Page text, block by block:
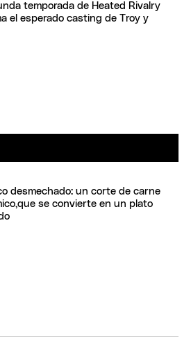
temporada de Heated Rivalry
el esperado casting de Troy y
desmechado: un corte de carne
se convierte en un plato